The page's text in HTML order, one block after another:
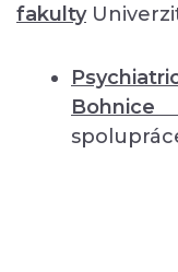
fakulty